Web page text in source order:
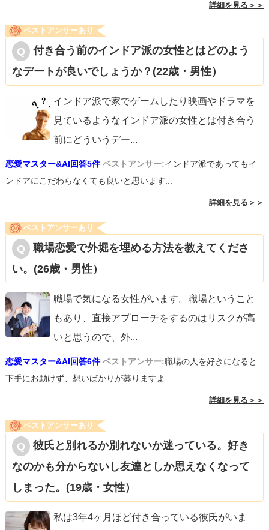
詳細を見る＞＞
ベストアンサーあり
付き合う前のインドア派の女性とはどのよう
なデートが良いでしょうか？(22歳・男性）
インドア派で家でゲームしたり映画やドラマを
見ているようなインドア派の女性とは付き合う
前にどういうデー...
恋愛マスター&AI回答5件 ベストアンサー:インドア派であってもイ
ンドアにこだわらなくても良いと思います...
詳細を見る＞＞
ベストアンサーあり
職場恋愛で外堀を埋める方法を教えてくださ
い。(26歳・男性）
職場で気になる女性がいます。職場ということ
もあり、直接アプローチをするのはリスクが高
いと思うので、外...
恋愛マスター&AI回答6件 ベストアンサー:職場の人を好きになると
下手にお動けず、想いばかりが募りますよ...
詳細を見る＞＞
ベストアンサーあり
彼氏と別れるか別れないか迷っている。好き
なのかも分からないし友達としか思えなくなって
しまった。(19歳・女性）
私は3年4ヶ月ほど付き合っている彼氏がいま